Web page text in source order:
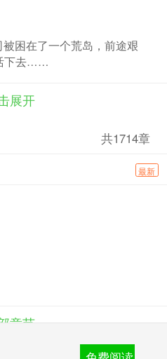
困在了一个荒岛，前途艰
下去……
展开
共1714章
最新
章节